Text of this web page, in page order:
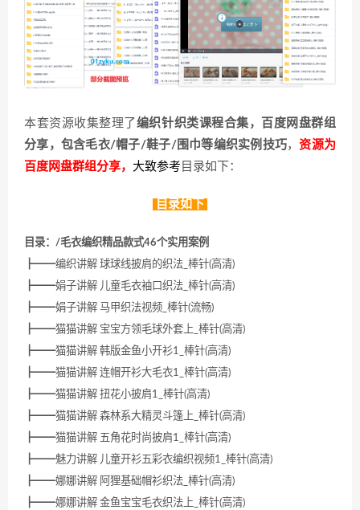
本套资源收集整理了 编织针织类课程合集，百度网盘群组
分享，包含毛衣/帽子/鞋子/围巾等编织实例技巧，资源为
百度网盘群组分享， 大致参考 目录如下：
目录如下
目录：/毛衣编织精品款式46个实用案例
┣━━编织讲解 球球线披肩的织法_棒针(高清)
┣━━娟子讲解 儿童毛衣袖口织法_棒针(高清)
┣━━娟子讲解 马甲织法视频_棒针(流畅)
┣━━猫猫讲解 宝宝方领毛球外套上_棒针(高清)
┣━━猫猫讲解 韩版金鱼小开衫1_棒针(高清)
┣━━猫猫讲解 连帽开衫大毛衣1_棒针(高清)
┣━━猫猫讲解 扭花小披肩1_棒针(高清)
┣━━猫猫讲解 森林系大精灵斗篷上_棒针(高清)
┣━━猫猫讲解 五角花时尚披肩1_棒针(高清)
┣━━魅力讲解 儿童开衫五彩衣编织视频1_棒针(高清)
┣━━娜娜讲解 阿狸基础帽衫织法_棒针(高清)
┣━━娜娜讲解 金鱼宝宝毛衣织法上_棒针(高清)